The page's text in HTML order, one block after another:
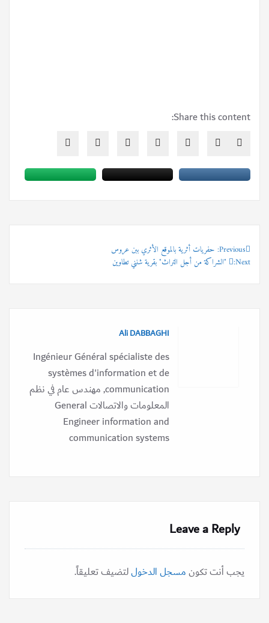
Share this content:
تصفّح
Previous: حفريات أثرية بالموقع الأثري ببن عروس
Next: "الشراكة من أجل التراث" بقرية شنني تطاوين
Ali DABBAGHI
Ingénieur Général spécialiste des
systèmes d'information et de
communication, مهندس عام في نظم
المعلومات والاتصالات General
Engineer information and
communication systems
Leave a Reply
يجب أنت تكونمسجل الدخوللتضيف تعليقاً.